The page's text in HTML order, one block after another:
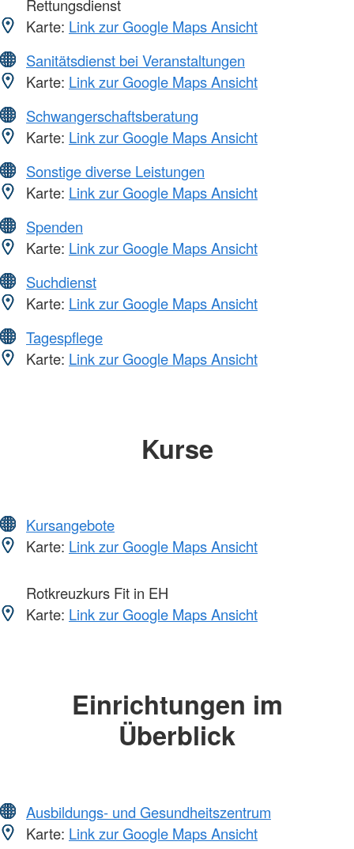
Rettungsdienst
Karte: Link zur Google Maps Ansicht
Sanitätsdienst bei Veranstaltungen
Karte: Link zur Google Maps Ansicht
Schwangerschaftsberatung
Karte: Link zur Google Maps Ansicht
Sonstige diverse Leistungen
Karte: Link zur Google Maps Ansicht
Spenden
Karte: Link zur Google Maps Ansicht
Suchdienst
Karte: Link zur Google Maps Ansicht
Tagespflege
Karte: Link zur Google Maps Ansicht
Kurse
Kursangebote
Karte: Link zur Google Maps Ansicht
Rotkreuzkurs Fit in EH
Karte: Link zur Google Maps Ansicht
Einrichtungen im
Überblick
Ausbildungs- und Gesundheitszentrum
Karte: Link zur Google Maps Ansicht